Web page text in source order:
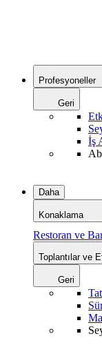
Profesyoneller
Geri
İş
Daha
Konaklama
Restoran ve
Toplantılar ve
Geri